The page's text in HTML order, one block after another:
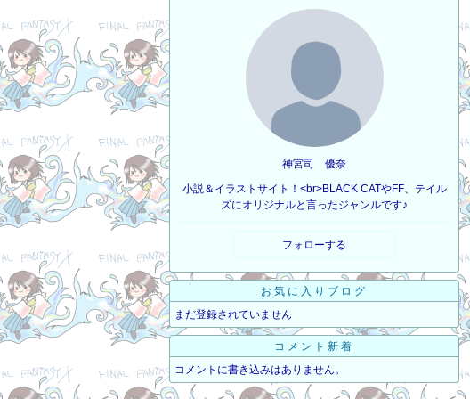
神宮司 優奈
小説＆イラストサイト！<br>BLACK CATやFF、テイル
ズにオリジナルと言ったジャンルです♪
フォローする
お気に入りブログ
まだ登録されていません
コメント新着
コメントに書き込みはありません。